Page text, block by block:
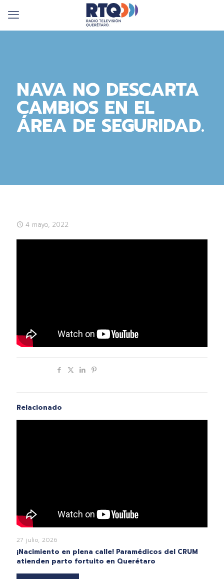
NAVA NO DESCARTA
CAMBIOS EN EL
ÁREA DE SEGURIDAD.
4 mayo, 2022
Relacionado
27 julio, 2026
¡Nacimiento en plena calle! Paramédicos del CRUM
atienden parto fortuito en Querétaro